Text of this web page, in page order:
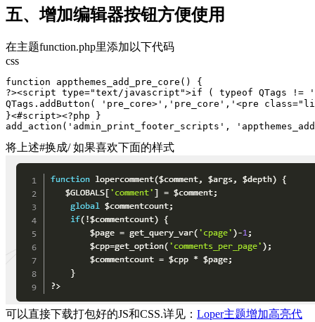
五、增加编辑器按钮方便使用
在主题function.php里添加以下代码
css
function appthemes_add_pre_core() {
?><script type="text/javascript">if ( typeof QTags !=
QTags.addButton( 'pre_core>','pre_core','<pre
}<#script><?php }
add_action('admin_print_footer_scripts',
将上述#换成/ 如果喜欢下面的样式
可以直接下载打包好的JS和CSS.详见： Loper主题增加高亮代